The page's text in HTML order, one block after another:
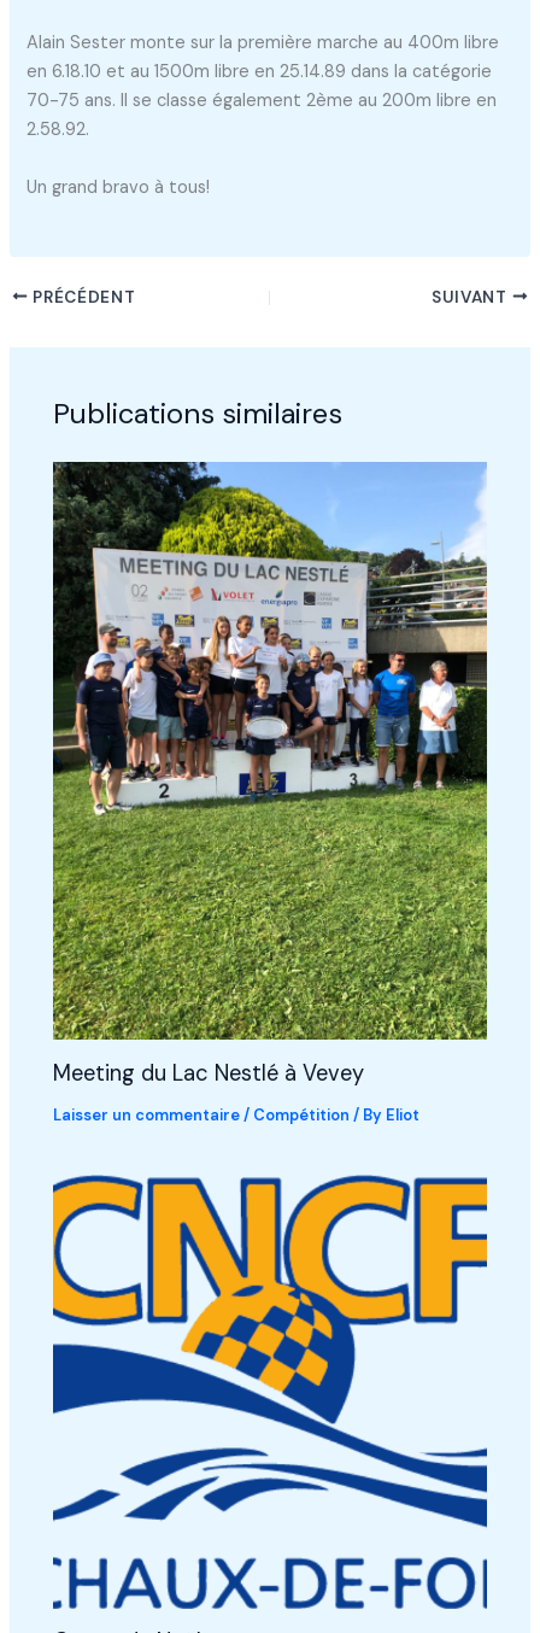
Alain Sester monte sur la première marche au 400m libre
en 6.18.10 et au 1500m libre en 25.14.89 dans la catégorie
70-75 ans. Il se classe également 2ème au 200m libre en
2.58.92.
Un grand bravo à tous!
PRÉCÉDENT SUIVANT
Publications similaires
Meeting du Lac Nestlé à Vevey
Laisser un commentaire/ Compétition / By Eliot